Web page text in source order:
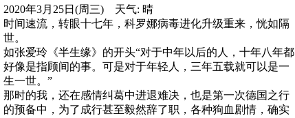
2020年3月25日(周三) 天气: 晴
时间速流，转眼十七年，科罗娜病毒进化升级重来，恍如隔
世。
如张爱玲《半生缘》的开头“对于中年以后的人，十年八年都
好像是指顾间的事。可是对于年轻人，三年五载就可以是一
生一世。”
那时的我，还在感情纠葛中进退难决，也是第一次德国之行
的预备中，为了成行甚至毅然辞了职，各种狗血剧情，确实